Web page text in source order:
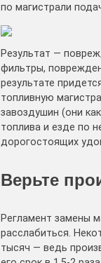
по магистрали
Результат —
фильтры,
результате
топливную
завоздушин (они
топлива и езде по
дорогостоящих
Верьте
Регламент замены
расслабиться.
тысяч — ведь